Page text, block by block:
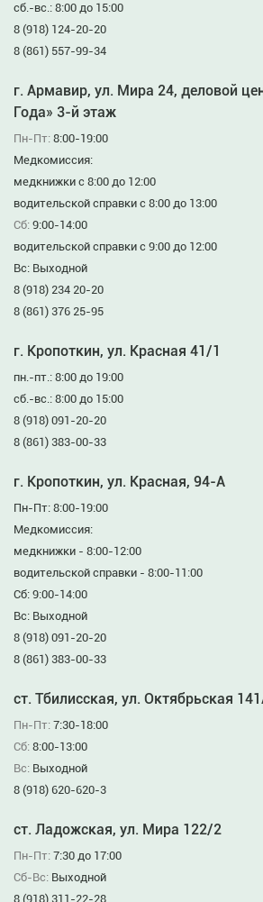
сб.-вс.: 8:00 до 15:00
8 (918) 124-20-20
8 (861) 557-99-34
г. Армавир, ул. Мира 24, деловой
Года» 3-й этаж
Пн-Пт: 8:00-19:00
Медкомиссия:
медкнижки с 8:00 до 12:00
водительской справки с 8:00 до 13:00
Сб: 9:00-14:00
водительской справки с 9:00 до 12:00
Вс: Выходной
8 (918) 234 20-20
8 (861) 376 25-95
г. Кропоткин, ул. Красная 41/1
пн.-пт.: 8:00 до 19:00
сб.-вс.: 8:00 до 15:00
8 (918) 091-20-20
8 (861) 383-00-33
г. Кропоткин, ул. Красная, 94-А
Пн-Пт: 8:00-19:00
Медкомиссия:
медкнижки - 8:00-12:00
водительской справки - 8:00-11:00
Сб: 9:00-14:00
Вс: Выходной
8 (918) 091-20-20
8 (861) 383-00-33
ст. Тбилисская, ул. Октябрьская
Пн-Пт: 7:30-18:00
Сб: 8:00-13:00
Вс: Выходной
8 (918) 620-620-3
ст. Ладожская, ул. Мира 122/2
Пн-Пт: 7:30 до 17:00
Сб-Вс: Выходной
8 (918) 311-22-28